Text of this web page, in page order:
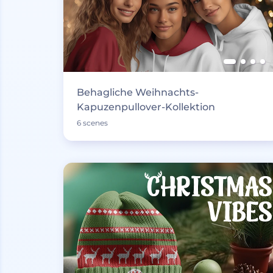
Behagliche Weihnachts-
Kapuzenpullover-Kollektion
6 scenes